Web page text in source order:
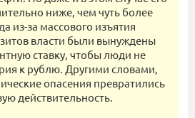
ниже, чем чуть более
из-за массового изъятия
власти были вынуждены
ставку, чтобы люди не
к рублю. Другими словами,
опасения превратились
действительность.